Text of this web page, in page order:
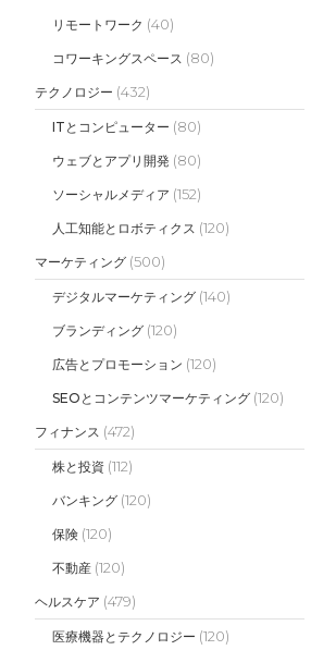
リモートワーク (40)
コワーキングスペース (80)
テクノロジー (432)
ITとコンピューター (80)
ウェブとアプリ開発 (80)
ソーシャルメディア (152)
人工知能とロボティクス (120)
マーケティング (500)
デジタルマーケティング (140)
ブランディング (120)
広告とプロモーション (120)
SEOとコンテンツマーケティング (120)
フィナンス (472)
株と投資 (112)
バンキング (120)
保険 (120)
不動産 (120)
ヘルスケア (479)
医療機器とテクノロジー (120)